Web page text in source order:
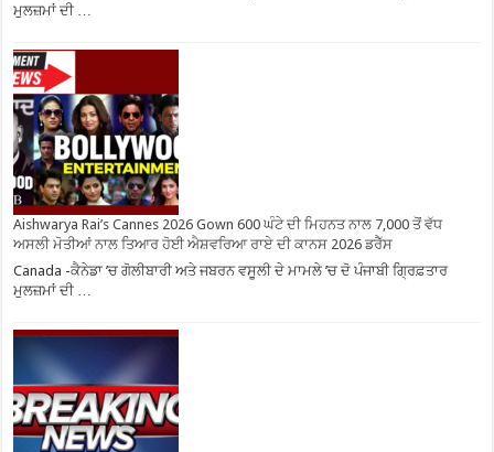
ਮੁਲਜ਼ਮਾਂ ਦੀ …
Aishwarya Rai’s Cannes 2026 Gown 600 ਘੰਟੇ ਦੀ ਮਿਹਨਤ ਨਾਲ 7,000 ਤੋਂ ਵੱਧ
ਅਸਲੀ ਮੋਤੀਆਂ ਨਾਲ ਤਿਆਰ ਹੋਈ ਐਸ਼ਵਰਿਆ ਰਾਏ ਦੀ ਕਾਨਸ 2026 ਡਰੈੱਸ
Canada -ਕੈਨੇਡਾ ’ਚ ਗੋਲੀਬਾਰੀ ਅਤੇ ਜਬਰਨ ਵਸੂਲੀ ਦੇ ਮਾਮਲੇ ’ਚ ਦੋ ਪੰਜਾਬੀ ਗ੍ਰਿਫ਼ਤਾਰ
ਮੁਲਜ਼ਮਾਂ ਦੀ …